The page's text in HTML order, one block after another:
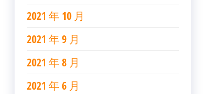
2021 年 10 月
2021 年 9 月
2021 年 8 月
2021 年 6 月